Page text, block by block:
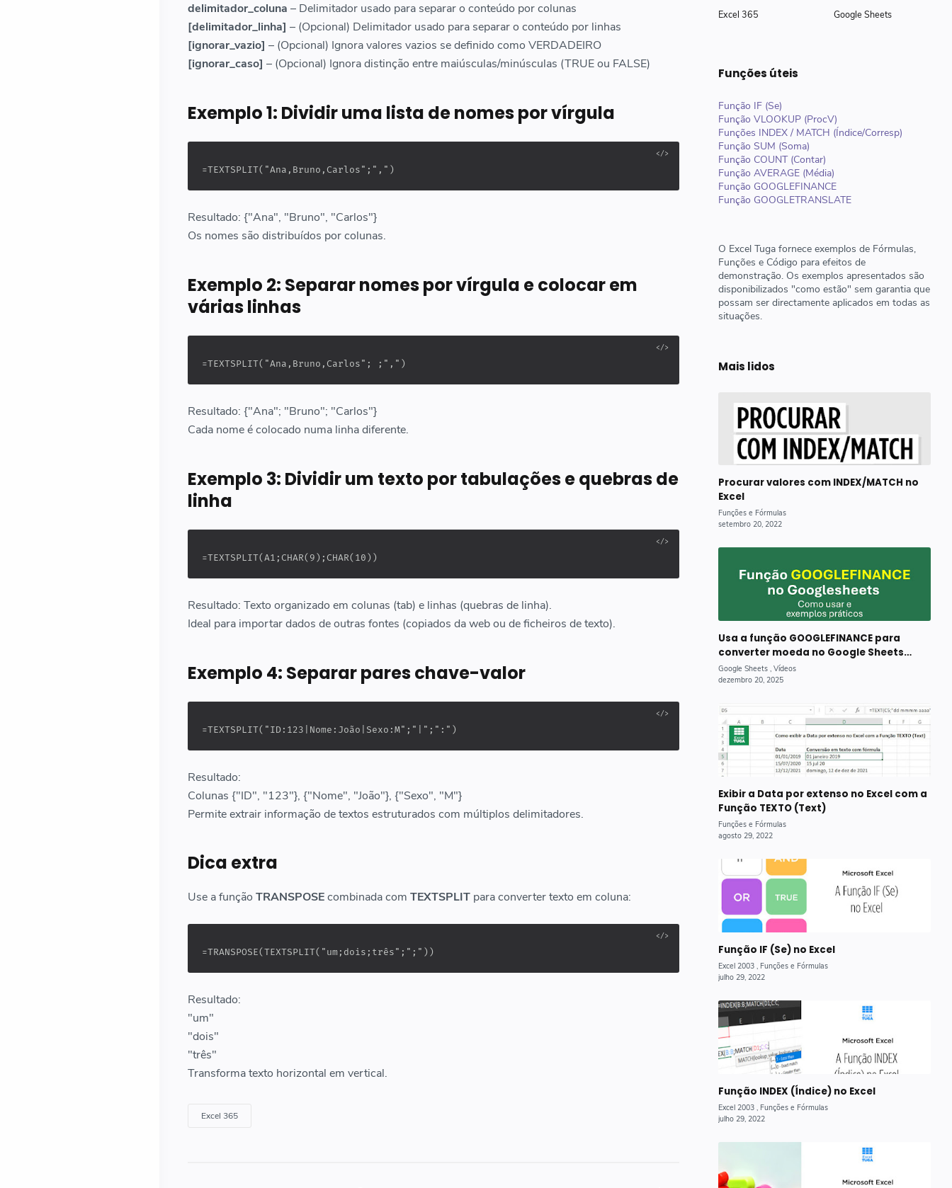
delimitador_coluna – Delimitador usado para separar o conteúdo por colunas
[delimitador_linha] – (Opcional) Delimitador usado para separar o conteúdo por linhas
[ignorar_vazio] – (Opcional) Ignora valores vazios se definido como VERDADEIRO
[ignorar_caso] – (Opcional) Ignora distinção entre maiúsculas/minúsculas (TRUE ou FALSE)
Exemplo 1: Dividir uma lista de nomes por vírgula
=TEXTSPLIT("Ana,Bruno,Carlos";",")
Resultado: {"Ana", "Bruno", "Carlos"}
Os nomes são distribuídos por colunas.
Exemplo 2: Separar nomes por vírgula e colocar em
várias linhas
=TEXTSPLIT("Ana,Bruno,Carlos"; ;",")
Resultado: {"Ana"; "Bruno"; "Carlos"}
Cada nome é colocado numa linha diferente.
Exemplo 3: Dividir um texto por tabulações e quebras de
linha
=TEXTSPLIT(A1;CHAR(9);CHAR(10))
Resultado: Texto organizado em colunas (tab) e linhas (quebras de linha).
Ideal para importar dados de outras fontes (copiados da web ou de ficheiros de texto).
Exemplo 4: Separar pares chave-valor
=TEXTSPLIT("ID:123|Nome:João|Sexo:M";"|";":")
Resultado:
Colunas {"ID", "123"}, {"Nome", "João"}, {"Sexo", "M"}
Permite extrair informação de textos estruturados com múltiplos delimitadores.
Dica extra
Use a função TRANSPOSEcombinada com TEXTSPLIT para converter texto em coluna:
=TRANSPOSE(TEXTSPLIT("um;dois;três";";"))
Resultado:
"um"
"dois"
"três"
Transforma texto horizontal em vertical.
Excel 365
Google Sheets
Funções úteis
Função IF (Se)
Função VLOOKUP (ProcV)
Funções INDEX / MATCH (Índice/Corresp)
Função SUM (Soma)
Função COUNT (Contar)
Função AVERAGE (Média)
Função GOOGLEFINANCE
Função GOOGLETRANSLATE
O Excel Tuga fornece exemplos de Fórmulas,
Funções e Código para efeitos de
demonstração. Os exemplos apresentados são
disponibilizados "como estão" sem garantia que
possam ser directamente aplicados em todas as
situações.
Mais lidos
Procurar valores com INDEX/MATCH no
Excel
Usa a função GOOGLEFINANCE para
converter moeda no Google Sheets
(com vídeo)
Exibir a Data por extenso no Excel com a
Função TEXTO (Text)
Função IF (Se) no Excel
Função INDEX (Índice) no Excel